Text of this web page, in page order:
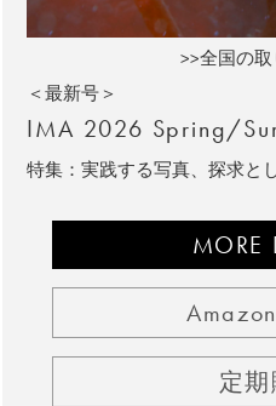
>>全国の
＜最新号＞
IMA 2026 Spring/
特集：実践する写真、探求と
MORE
定